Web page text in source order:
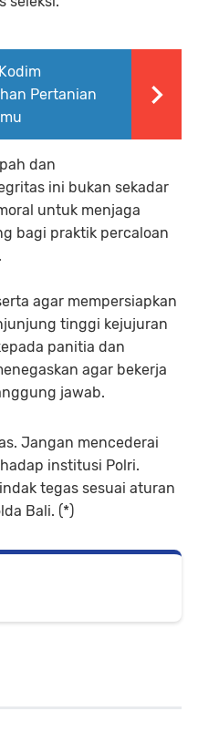
Pertanian
dan
ini bukan sekadar
untuk menjaga
bagi praktik percaloan
agar mempersiapkan
tinggi kejujuran
panitia dan
agar bekerja
jawab.
Jangan mencederai
institusi Polri.
tegas sesuai aturan
Bali. (*)